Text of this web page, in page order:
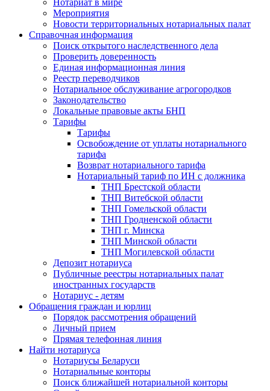
Нотариат в мире
Мероприятия
Новости территориальных нотариальных палат
Справочная информация
Поиск открытого наследственного дела
Проверить доверенность
Единая информационная линия
Реестр переводчиков
Нотариальное обслуживание агрогородков
Законодательство
Локальные правовые акты БНП
Тарифы
Тарифы
Освобождение от уплаты нотариального
тарифа
Возврат нотариального тарифа
Нотариальный тариф по ИН с должника
ТНП Брестской области
ТНП Витебской области
ТНП Гомельской области
ТНП Гродненской области
ТНП г. Минска
ТНП Минской области
ТНП Могилевской области
Депозит нотариуса
Публичные реестры нотариальных палат
иностранных государств
Нотариус - детям
Обращения граждан и юрлиц
Порядок рассмотрения обращений
Личный прием
Прямая телефонная линия
Найти нотариуса
Нотариусы Беларуси
Нотариальные конторы
Поиск ближайшей нотариальной конторы